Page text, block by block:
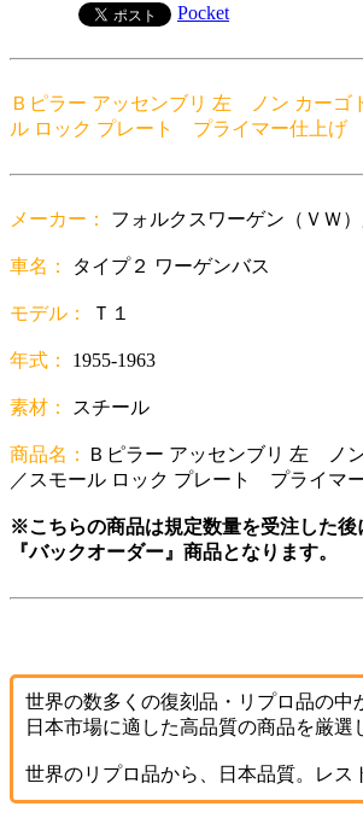
Pocket
Ｂピラー アッセンブリ 左 ノン カーゴ
ル ロック プレート プライマー仕上げ
メーカー： フォルクスワーゲン（ＶＷ
車名： タイプ２ ワーゲンバス
モデル： Ｔ１
年式： 1955-1963
素材： スチール
商品名：
Ｂピラー アッセンブリ 左 ノ
／スモール ロック プレート プライマ
※こちらの商品は規定数量を受注した後
『バックオーダー』商品となります。
世界の数多くの復刻品・リプロ品の中
日本市場に適した高品質の商品を厳選
世界のリプロ品から、日本品質。レス